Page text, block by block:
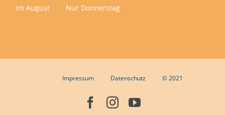
Im August
Nur Donnerstag
Impressum Datenschutz © 2021
Facebook
Instagram
YouTube